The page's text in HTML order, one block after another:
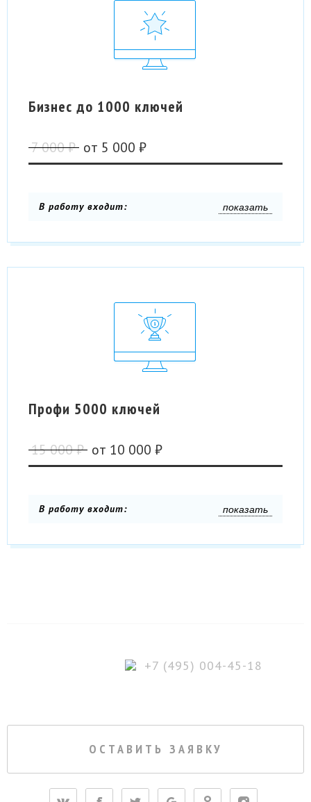
Бизнес до 1000 ключей
7 000 ₽ от 5 000 ₽
В работу входит: показать
Профи 5000 ключей
15 000 ₽ от 10 000 ₽
В работу входит: показать
+7 (495) 004-45-18
ОСТАВИТЬ ЗАЯВКУ